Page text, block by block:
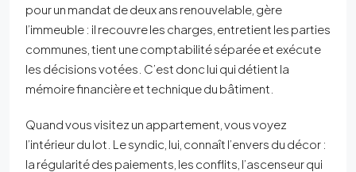
pour un mandat de deux ans renouvelable, gère
l’immeuble : il recouvre les charges, entretient les parties
communes, tient une comptabilité séparée et exécute
les décisions votées. C’est donc lui qui détient la
mémoire financière et technique du bâtiment.
Quand vous visitez un appartement, vous voyez
l’intérieur du lot. Le syndic, lui, connaît l’envers du décor :
la régularité des paiements, les conflits, l’ascenseur qui